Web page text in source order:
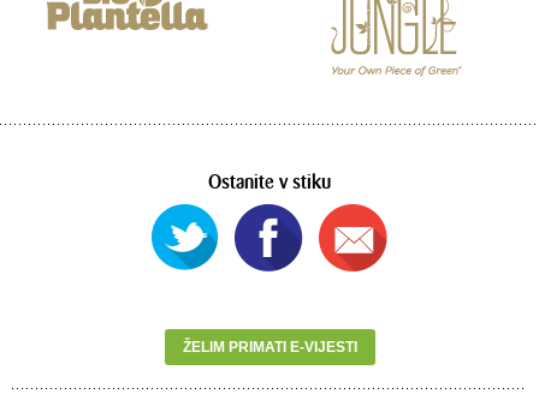
Ostanite v stiku
ŽELIM PRIMATI E-VIJESTI